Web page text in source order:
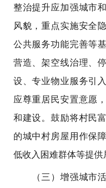
整治提升应加强城市
风貌，重点实施安全
公共服务功能完善等
营造、架空线治理、
设、专业物业服务引
应尊重居民安置意愿
和建设。鼓励将村民
的城中村房屋用作保
低收入困难群体等提供
（三）增强城市活